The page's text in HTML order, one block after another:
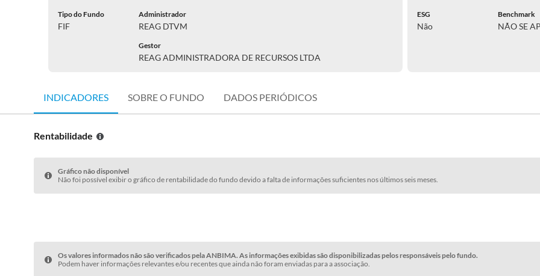
Tipo do Fundo
FIF
Administrador
REAG DTVM
Gestor
REAG ADMINISTRADORA DE RECURSOS LTDA
ESG
Não
Benchmark
NÃO SE
INDICADORES SOBRE O FUNDO DADOS PERIÓDICOS
Rentabilidade
Gráfico não disponível
Não foi possível exibir o gráfico de rentabilidade do fundo devido a falta de informações suficientes nos últimos seis meses.
Os valores informados não são verificados pela ANBIMA. As informações exibidas são disponibilizadas pelos responsáveis pelo fundo.
Podem haver informações relevantes e/ou recentes que ainda não foram enviadas para a associação.